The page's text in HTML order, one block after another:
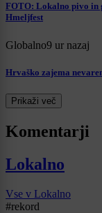
FOTO: Lokalno pivo in
Hmeljfest
Globalno9 ur nazaj
Hrvaško zajema
Prikaži več
Komentarji
Lokalno
Vse v Lokalno
#rekord